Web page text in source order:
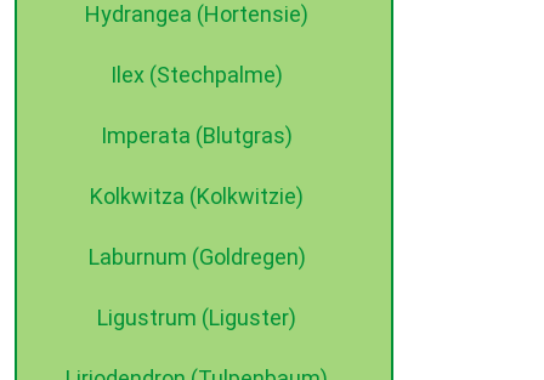
Hydrangea (Hortensie)
Ilex (Stechpalme)
Imperata (Blutgras)
Kolkwitza (Kolkwitzie)
Laburnum (Goldregen)
Ligustrum (Liguster)